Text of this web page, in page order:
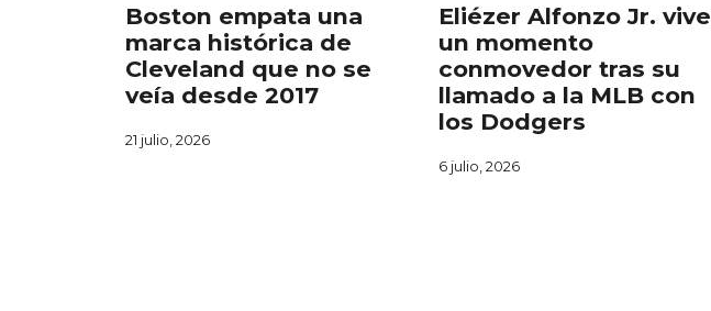
Boston empata una
marca histórica de
Cleveland que no se
veía desde 2017
21 julio, 2026
Eliézer Alfonzo Jr. vive
un momento
conmovedor tras su
llamado a la MLB con
los Dodgers
6 julio, 2026